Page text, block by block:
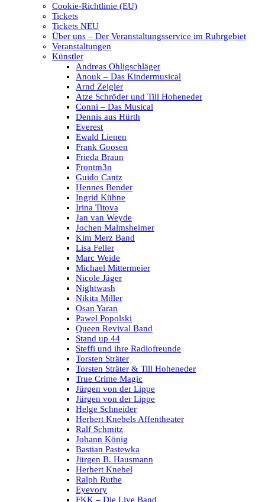
Cookie-Richtlinie (EU)
Tickets
Tickets NEU
Über uns – Der Veranstaltungsservice im Ruhrgebiet
Veranstaltungen
Künstler
Andreas Ohligschläger
Anouk – Das Kindermusical
Arnd Zeigler
Atze Schröder und Till Hoheneder
Conni – Das Musical
Dennis aus Hürth
Everest
Ewald Lienen
Frank Goosen
Frieda Braun
Frontm3n
Guido Cantz
Hennes Bender
Ingrid Kühne
Irina Titova
Jan van Weyde
Jochen Malmsheimer
Kim Merz Band
Lisa Feller
Marc Weide
Michael Mittermeier
Nicole Jäger
Nightwash
Nikita Miller
Osan Yaran
Pawel Popolski
Queen Revival Band
Stand up 44
Steffi und ihre Radiofreunde
Torsten Sträter
Torsten Sträter & Till Hoheneder
True Crime Magic
Jürgen von der Lippe
Jürgen von der Lippe
Helge Schneider
Herbert Knebels Affentheater
Ralf Schmitz
Johann König
Bastian Pastewka
Jürgen B. Hausmann
Herbert Knebel
Ralph Ruthe
Eyevory
FKK – Die Live Band